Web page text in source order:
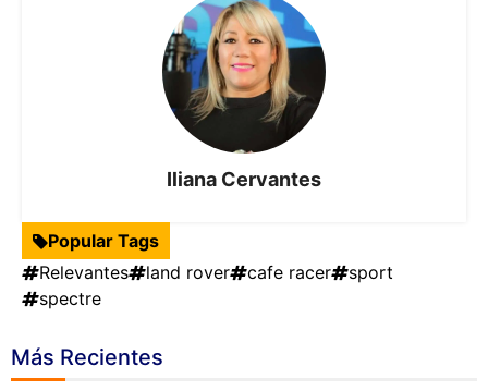
Iliana Cervantes
Popular Tags
Relevantes
land rover cafe racer
sport
spectre
Más Recientes